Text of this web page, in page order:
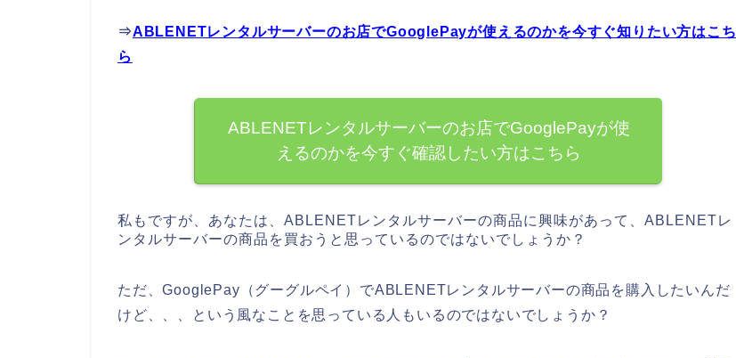
⇒ABLENETレンタルサーバーのお店でGooglePayが使えるのかを今すぐ知りたい方はこち
ら
ABLENETレンタルサーバーのお店でGooglePayが使
えるのかを今すぐ確認したい方はこちら
私もですが、あなたは、ABLENETレンタルサーバーの商品に興味があって、ABLENETレ
ンタルサーバーの商品を買おうと思っているのではないでしょうか？
ただ、GooglePay（グーグルペイ）でABLENETレンタルサーバーの商品を購入したいんだ
けど、、、という風なことを思っている人もいるのではないでしょうか？